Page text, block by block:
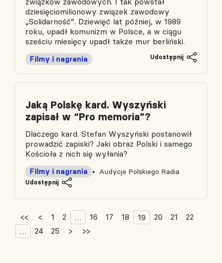
dziesięciomilionowy związek zawodowy
„Solidarność”. Dziewięć lat później, w 1989
roku, upadł komunizm w Polsce, a w ciągu
sześciu miesięcy upadł także mur berliński.
Filmy i nagrania Udostępnij
Jaką Polskę kard. Wyszyński
zapisał w “Pro memoria”?
Dlaczego kard. Stefan Wyszyński postanowił
prowadzić zapiski? Jaki obraz Polski i samego
Kościoła z nich się wyłania?
Audycje Polskiego Radia
Filmy i nagrania
Udostępnij
<< < 1 2 … 16 17 18 19 20 21
22
…
24 25 > >>